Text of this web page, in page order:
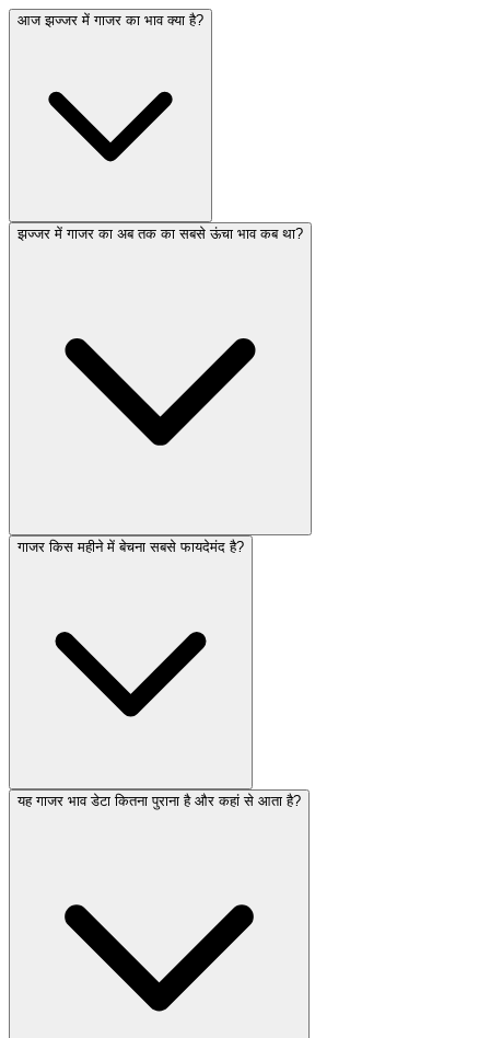
आज झज्जर में गाजर का भाव क्या है?
झज्जर में गाजर का अब तक का सबसे ऊंचा भाव कब था?
गाजर किस महीने में बेचना सबसे फायदेमंद है?
यह गाजर भाव डेटा कितना पुराना है और कहां से आता है?